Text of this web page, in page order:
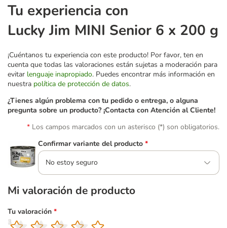
Tu experiencia con
Lucky Jim MINI Senior 6 x 200 g
¡Cuéntanos tu experiencia con este producto! Por favor, ten en
cuenta que todas las valoraciones están sujetas a moderación para
evitar lenguaje inapropiado. Puedes encontrar más información en
nuestra política de protección de datos.
¿Tienes algún problema con tu pedido o entrega, o alguna
pregunta sobre un producto? ¡Contacta con Atención al Cliente!
Los campos marcados con un asterisco (*) son obligatorios.
Confirmar variante del producto *
No estoy seguro
Mi valoración de producto
Tu valoración *
1
2
3
4
5